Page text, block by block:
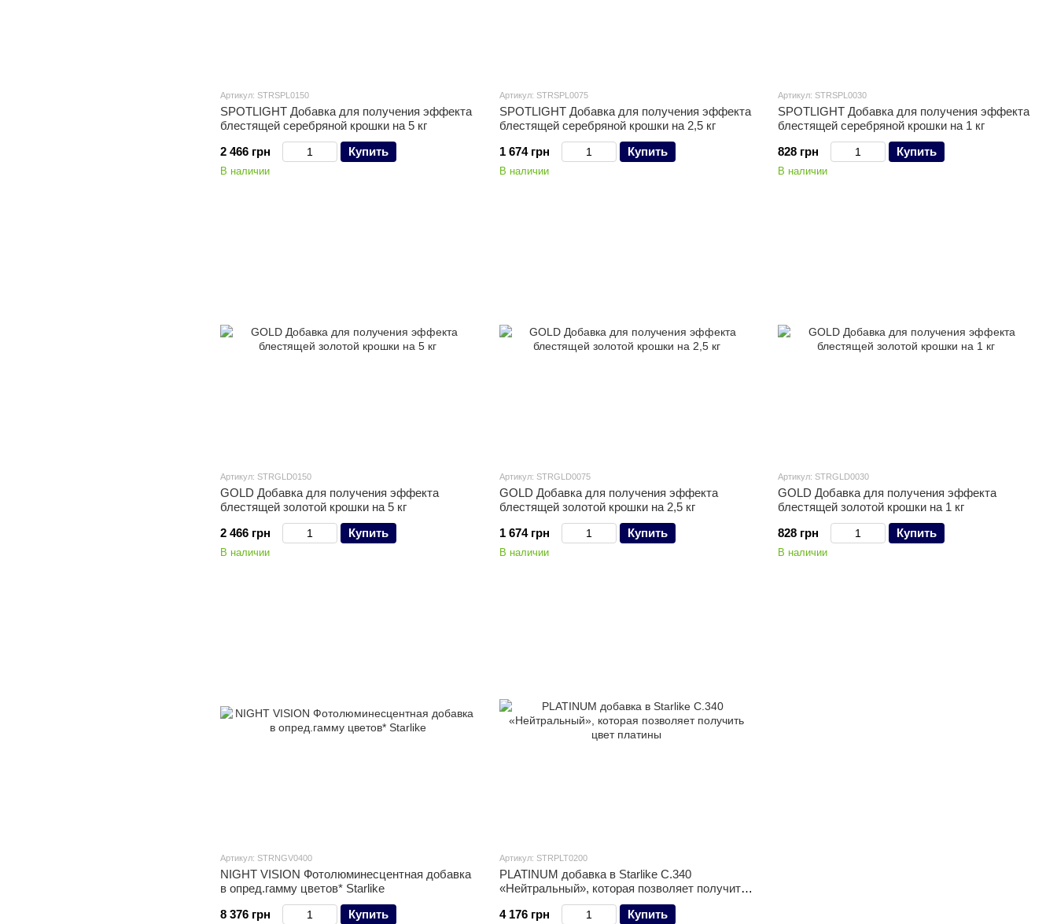
Артикул: STRSPL0150
SPOTLIGHT Добавка для получения эффекта
блестящей серебряной крошки на 5 кг
2 466 грн
Купить
В наличии
Артикул: STRSPL0075
SPOTLIGHT Добавка для получения эффекта
блестящей серебряной крошки на 2,5 кг
1 674 грн
Купить
В наличии
Артикул: STRSPL0030
SPOTLIGHT Добавка для получения эффекта
блестящей серебряной крошки на 1 кг
828 грн
Купить
В наличии
Артикул: STRGLD0150
GOLD Добавка для получения эффекта
блестящей золотой крошки на 5 кг
2 466 грн
Купить
В наличии
Артикул: STRGLD0075
GOLD Добавка для получения эффекта
блестящей золотой крошки на 2,5 кг
1 674 грн
Купить
В наличии
Артикул: STRGLD0030
GOLD Добавка для получения эффекта
блестящей золотой крошки на 1 кг
828 грн
Купить
В наличии
Артикул: STRNGV0400
NIGHT VISION Фотолюминесцентная добавка
в опред.гамму цветов* Starlike
8 376 грн
Купить
Артикул: STRPLT0200
PLATINUM добавка в Starlike С.340
«Нейтральный», которая позволяет получить
цвет платины
4 176 грн
Купить